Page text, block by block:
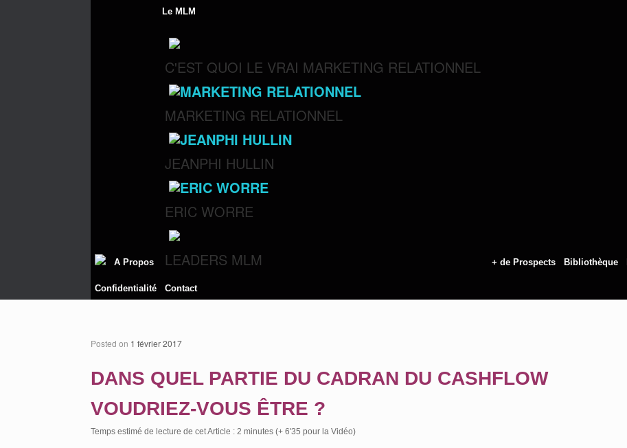
A Propos
Le MLM
C'EST QUOI LE VRAI MARKETING RELATIONNEL
MARKETING RELATIONNEL
JEANPHI HULLIN
ERIC WORRE
LEADERS MLM + de Prospects Bibliothèque
Confidentialité Contact
Posted on 1 février 2017
DANS QUEL PARTIE DU CADRAN DU CASHFLOW
VOUDRIEZ-VOUS ÊTRE ?
Temps estimé de lecture de cet Article : 2 minutes (+ 6'35 pour la Vidéo)